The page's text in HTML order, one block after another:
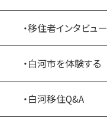
・移住者インタビュー
・白河市を体験する
・白河移住Q&A